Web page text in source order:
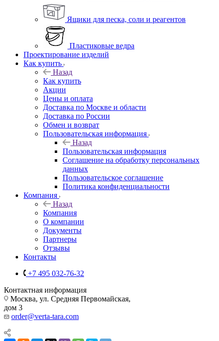
Ящики для песка, соли и реагентов
Пластиковые ведра
Проектирование изделий
Как купить
Назад
Как купить
Акции
Цены и оплата
Доставка по Москве и области
Доставка по России
Обмен и возврат
Пользовательская информация
Назад
Пользовательская информация
Соглашение на обработку персональных
данных
Пользовательское соглашение
Политика конфиденциальности
Компания
Назад
Компания
О компании
Документы
Партнеры
Отзывы
Контакты
+7 495 032-76-32
Контактная информация
Москва, ул. Средняя Первомайская,
дом 3
order@verta-tara.com